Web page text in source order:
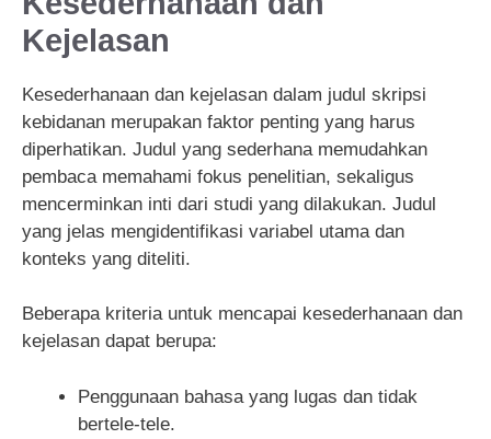
Kejelasan
Kesederhanaan dan kejelasan dalam judul skripsi
kebidanan merupakan faktor penting yang harus
diperhatikan. Judul yang sederhana memudahkan
pembaca memahami fokus penelitian, sekaligus
mencerminkan inti dari studi yang dilakukan. Judul
yang jelas mengidentifikasi variabel utama dan
konteks yang diteliti.
Beberapa kriteria untuk mencapai kesederhanaan dan
kejelasan dapat berupa:
Penggunaan bahasa yang lugas dan tidak
bertele-tele.